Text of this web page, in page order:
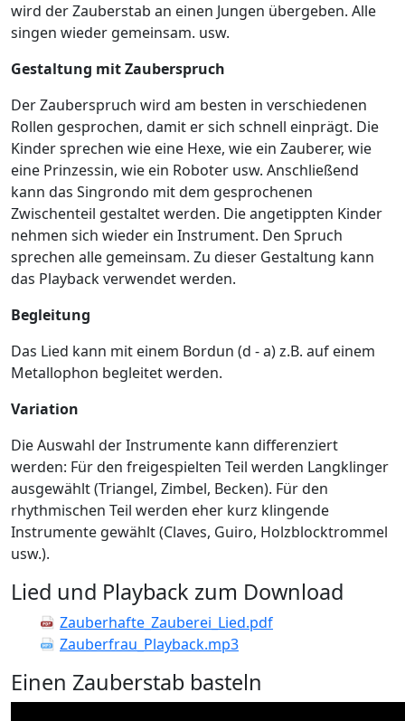
wird der Zauberstab an einen Jungen übergeben. Alle
singen wieder gemeinsam. usw.
Gestaltung mit Zauberspruch
Der Zauberspruch wird am besten in verschiedenen
Rollen gesprochen, damit er sich schnell einprägt. Die
Kinder sprechen wie eine Hexe, wie ein Zauberer, wie
eine Prinzessin, wie ein Roboter usw. Anschließend
kann das Singrondo mit dem gesprochenen
Zwischenteil gestaltet werden. Die angetippten Kinder
nehmen sich wieder ein Instrument. Den Spruch
sprechen alle gemeinsam. Zu dieser Gestaltung kann
das Playback verwendet werden.
Begleitung
Das Lied kann mit einem Bordun (d - a) z.B. auf einem
Metallophon begleitet werden.
Variation
Die Auswahl der Instrumente kann differenziert
werden: Für den freigespielten Teil werden Langklinger
ausgewählt (Triangel, Zimbel, Becken). Für den
rhythmischen Teil werden eher kurz klingende
Instrumente gewählt (Claves, Guiro, Holzblocktrommel
usw.).
Lied und Playback zum Download
Zauberhafte_Zauberei_Lied.pdf
Zauberfrau_Playback.mp3
Einen Zauberstab basteln